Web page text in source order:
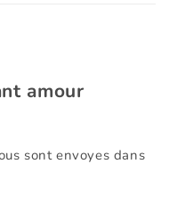
amour
sont envoyes dans